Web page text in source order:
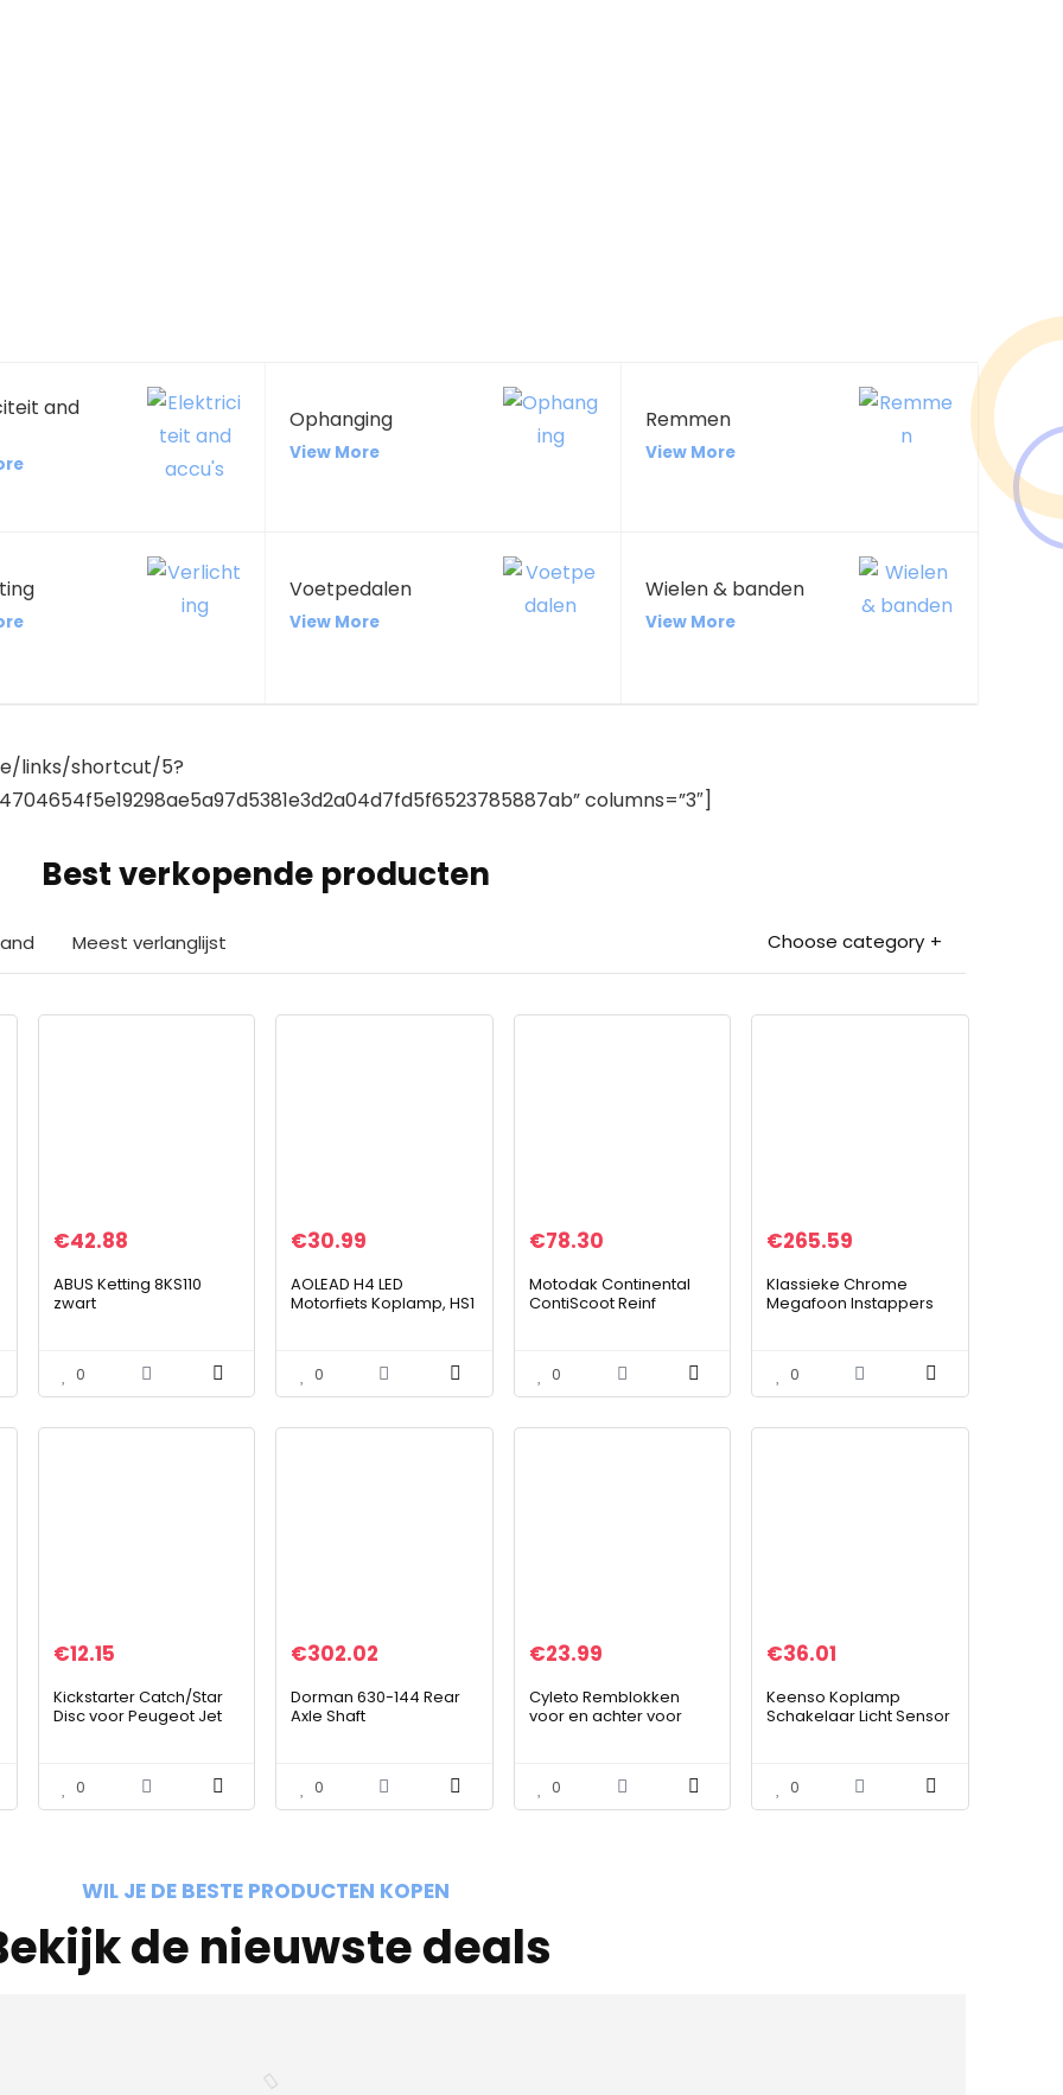
and
Ophanging
View More
Remmen
View More
Voetpedalen
View More
Wielen & banden
View More
links/shortcut/5?
columns=”3″]
Best verkopende producten
Meest verlanglijst Choose category
€42.88
ABUS Ketting 8KS110
zwart
0
€30.99
AOLEAD H4 LED
Motorfiets Koplamp, HS1
0
€78.30
Motodak Continental
ContiScoot Reinf
0
€265.59
Klassieke Chrome
Megafoon Instappers
Dresser Bagger, Road
King,Electra Glide…
0
€12.15
Kickstarter Catch/Star
Disc voor Peugeot Jet
0
€302.02
Dorman 630-144 Rear
Axle Shaft
0
€23.99
Cyleto Remblokken
voor en achter voor
1300 2001-2004 XV 1700
2003-2005
0
€36.01
Keenso Koplamp
Schakelaar Licht Sensor
1Z0941431K
0
WIL JE DE BESTE PRODUCTEN KOPEN
de nieuwste deals